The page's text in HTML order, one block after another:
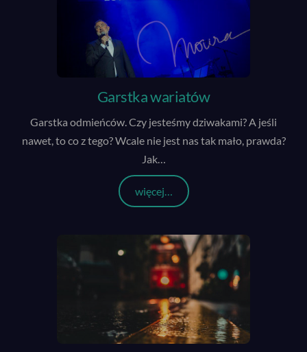
Garstka wariatów
Garstka odmieńców. Czy jesteśmy dziwakami? A jeśli
nawet, to co z tego? Wcale nie jest nas tak mało, prawda?
Jak…
więcej…